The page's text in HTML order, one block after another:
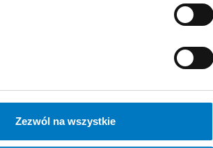
Zezwól na wszystkie